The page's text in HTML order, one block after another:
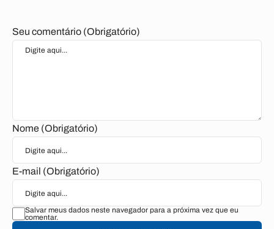
Seu comentário (Obrigatório)
Nome (Obrigatório)
E-mail (Obrigatório)
Salvar meus dados neste navegador para a próxima vez que eu
comentar.